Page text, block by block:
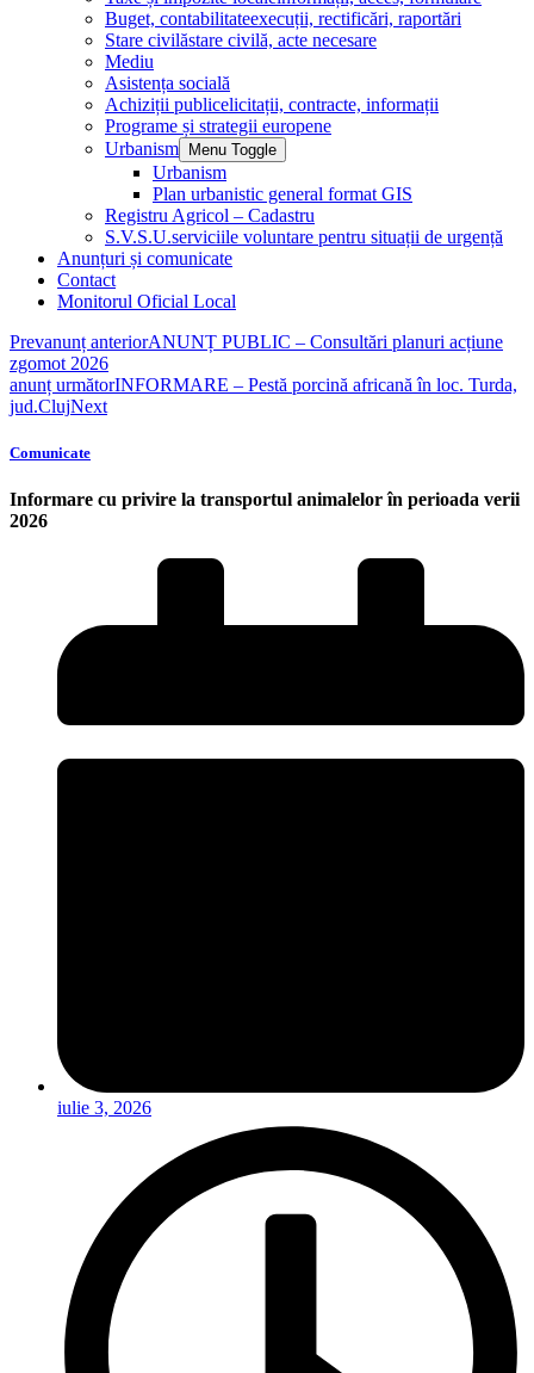
Buget, contabilitateexecuții, rectificări, raportări
Stare civilăstare civilă, acte necesare
Mediu
Asistența socială
Achiziții publicelicitații, contracte, informații
Programe și strategii europene
Urbanism
Menu Toggle
Urbanism
Plan urbanistic general format GIS
Registru Agricol – Cadastru
S.V.S.U.serviciile voluntare pentru situații de urgență
Anunțuri și comunicate
Contact
Monitorul Oficial Local
Prevanunț anteriorANUNȚ PUBLIC – Consultări planuri acțiune
zgomot 2026
anunț următorINFORMARE – Pestă porcină africană în loc. Turda,
jud.ClujNext
Comunicate
Informare cu privire la transportul animalelor în perioada verii
2026
iulie 3, 2026